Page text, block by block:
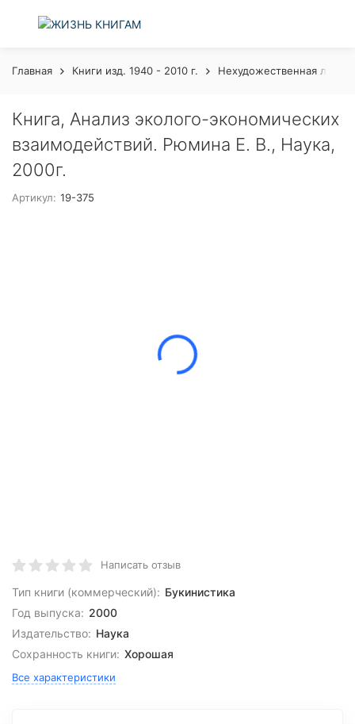
Главная Книги изд. 1940 - 2010 г. Нехудожественная
Книга, Анализ эколого-экономических
взаимодействий. Рюмина Е. В., Наука,
2000г.
Артикул: 19-375
Написать отзыв
Тип книги (коммерческий): Букинистика
Год выпуска: 2000
Издательство: Наука
Сохранность книги: Хорошая
Все характеристики